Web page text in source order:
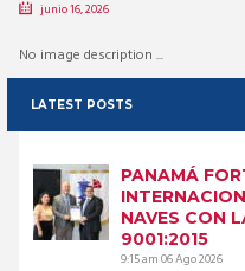
junio 16, 2026
No image description ...
LATEST POSTS
PANAMÁ
NAVES CON
9001:2015
9:15 am06 Ago 2026